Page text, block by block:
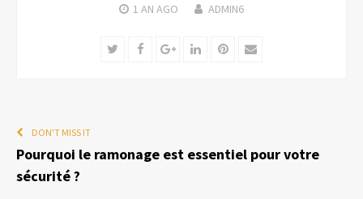
1 AN AGO ADMIN6
TwitterFacebookGoogle+LinkedInPinterest
Email
DON'T MISS IT
Pourquoi le ramonage est essentiel pour votre
sécurité ?